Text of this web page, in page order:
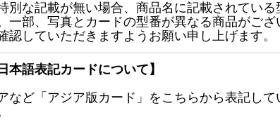
別な記載が無い場合、商品名に記載されてい
一部、写真とカードの型番が異なる商品がご
認していただきますようお願い申し上げます。
本語表記カードについて】
など「アジア版カード」をこちらから表記し